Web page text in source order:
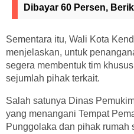
Dibayar 60 Persen,
Sementara itu, Wali Kota
menjelaskan, untuk
segera membentuk tim
sejumlah pihak terkait.
Salah satunya Dinas
yang menangani Tempat
Punggolaka dan pihak rumah